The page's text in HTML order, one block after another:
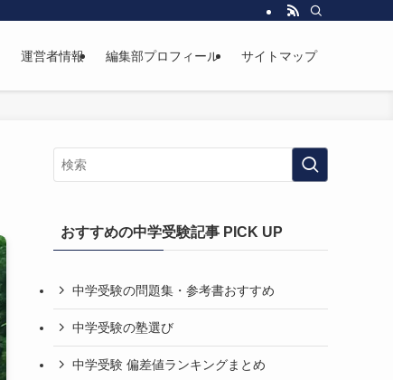
運営者情報 編集部プロフィール サイトマップ
おすすめの中学受験記事 PICK UP
中学受験の問題集・参考書おすすめ
中学受験の塾選び
中学受験 偏差値ランキングまとめ